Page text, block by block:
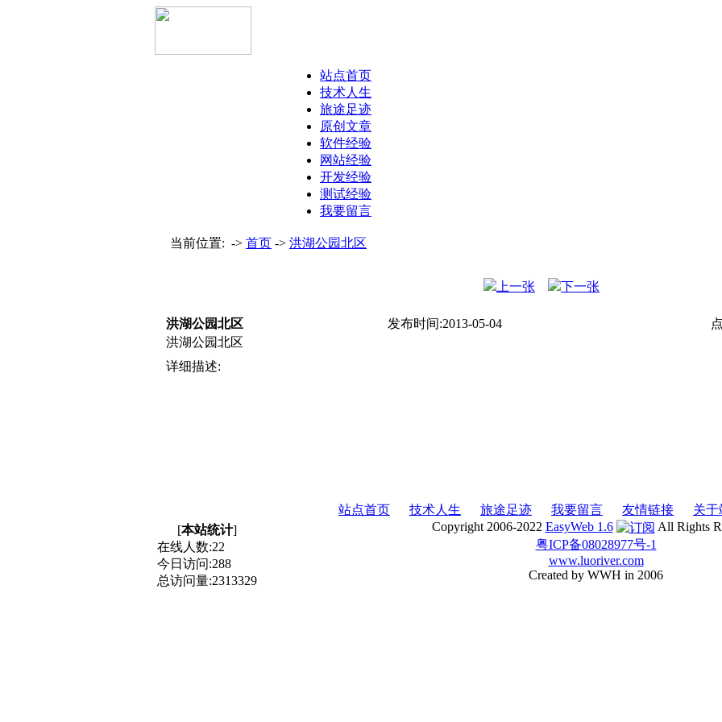
站点首页
技术人生
旅途足迹
原创文章
软件经验
网站经验
开发经验
测试经验
我要留言
当前位置: -> 首页 -> 洪湖公园北区
上一张 下一张
洪湖公园北区 发布时间:2013-05-04
洪湖公园北区
详细描述:
站点首页 技术人生 旅途足迹 我要留言 友情链接
关于
[本站统计]
在线人数:22
今日访问:288
总访问量:2313329
Copyright 2006-2022 EasyWeb 1.6
All Rights
粤ICP备08028977号-1
www.luoriver.com
Created by WWH in 2006